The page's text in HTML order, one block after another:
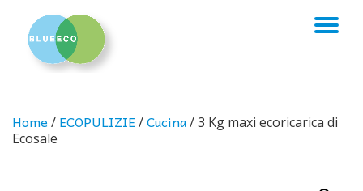
Home/ ECOPULIZIE/Cucina/ 3 Kg maxi ecoricarica di
Ecosale